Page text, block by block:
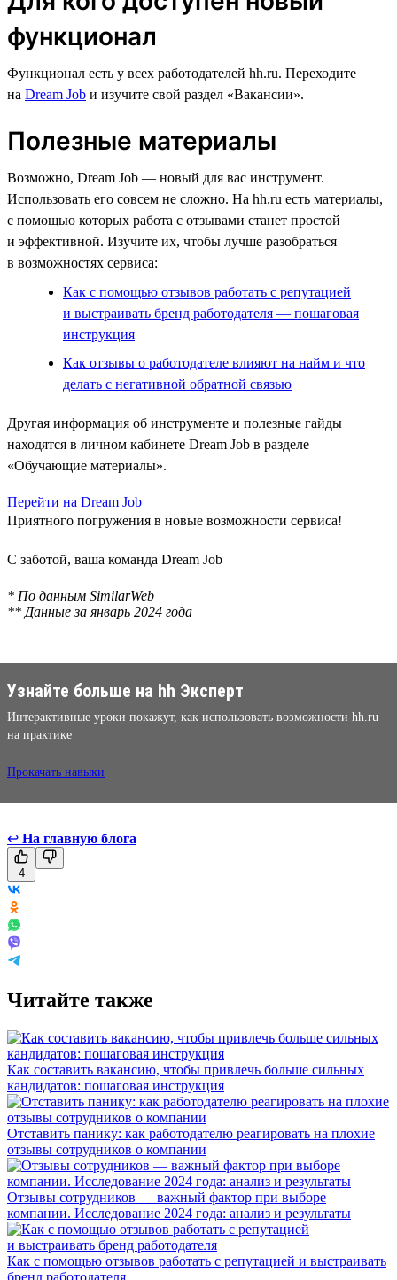
функционал
Функционал есть у всех работодателей hh.ru. Переходите
на Dream Job и изучите свой раздел «Вакансии».
Полезные материалы
Возможно, Dream Job — новый для вас инструмент.
Использовать его совсем не сложно. На hh.ru есть материалы,
с помощью которых работа с отзывами станет простой
и эффективной. Изучите их, чтобы лучше разобраться
в возможностях сервиса:
Как с помощью отзывов работать с репутацией
и выстраивать бренд работодателя — пошаговая
инструкция
Как отзывы о работодателе влияют на найм и что
делать с негативной обратной связью
Другая информация об инструменте и полезные гайды
находятся в личном кабинете Dream Job в разделе
«Обучающие материалы».
Перейти на Dream Job
Приятного погружения в новые возможности сервиса!
С заботой, ваша команда Dream Job
* По данным SimilarWeb
** Данные за январь 2024 года
Узнайте больше на hh Эксперт
Интерактивные уроки покажут, как использовать возможности hh.ru
на практике
Прокачать навыки
↩ На главную блога
4
Читайте также
Как составить вакансию, чтобы привлечь больше сильных
кандидатов: пошаговая инструкция
Отставить панику: как работодателю реагировать на плохие
отзывы сотрудников о компании
Отзывы сотрудников — важный фактор при выборе
компании. Исследование 2024 года: анализ и результаты
Как с помощью отзывов работать с репутацией и выстраивать
бренд работодателя